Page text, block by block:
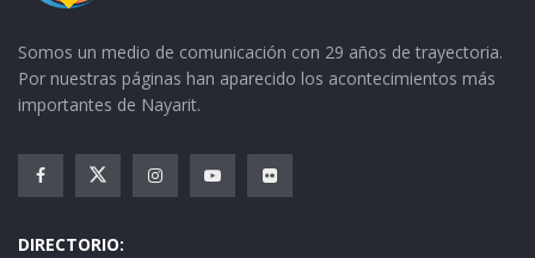
Somos un medio de comunicación con 29 años de trayectoria.
Por nuestras páginas han aparecido los acontecimientos más
importantes de Nayarit.
DIRECTORIO: